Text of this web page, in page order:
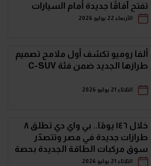
تفتح آفاقًا جديدة أمام السيارات
وقطع الغيار الأمريكية في السوق
الأربعاء 22 يوليو 2026
ألفا روميو تكشف أول ملامح تصميم
طرازها الجديد ضمن فئة C-SUV
الثلاثاء 21 يوليو 2026
خلال ١٤٦ يومًا.. بي واي دي تطلق ٨
طرازات جديدة في مصر وتتصدّر
سوق مركبات الطاقة الجديدة بحصة
تتجاوز ٢٠٪الثلاثاء 21 يوليو 2026